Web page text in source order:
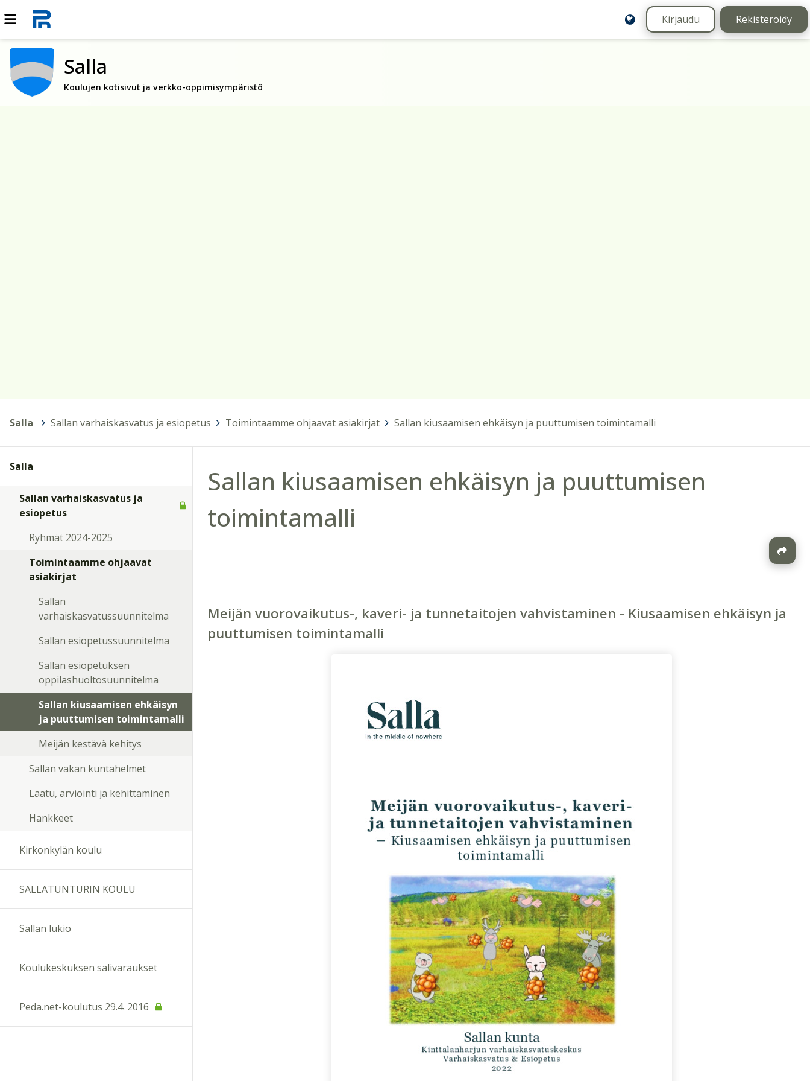
Kirjaudu Rekisteröidy
Salla
Koulujen kotisivut ja verkko-oppimisympäristö
Salla Sallan varhaiskasvatus ja esiopetus Toimintaamme ohjaavat asiakirjat Sallan kiusaamisen ehkäisyn ja puuttumisen toimintamalli
Sallan kiusaamisen ehkäisyn ja puuttumisen
toimintamalli
Meijän vuorovaikutus-, kaveri- ja tunnetaitojen vahvistaminen - Kiusaamisen ehkäisyn ja
puuttumisen toimintamalli
Salla
Sallan varhaiskasvatus ja
esiopetus
Ryhmät 2024-2025
Toimintaamme ohjaavat
asiakirjat
Sallan
varhaiskasvatussuunnitelma
Sallan esiopetussuunnitelma
Sallan esiopetuksen
oppilashuoltosuunnitelma
Sallan kiusaamisen ehkäisyn
ja puuttumisen toimintamalli
Meijän kestävä kehitys
Sallan vakan kuntahelmet
Laatu, arviointi ja kehittäminen
Hankkeet
Kirkonkylän koulu
SALLATUNTURIN KOULU
Sallan lukio
Koulukeskuksen salivaraukset
Peda.net-koulutus 29.4. 2016